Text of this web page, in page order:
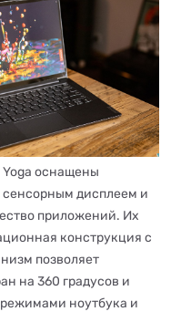
Yoga оснащены
дисплеем и
приложений. Их
конструкция с
позволяет
на 360 градусов и
ноутбука и